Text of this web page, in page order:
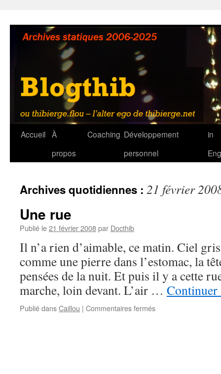
contenu
Accueil À
propos
Coaching Développement
personnel
in
Archives quotidiennes : 21 février
Une rue
Publié le21 février 2008par Docthib
Il n’a rien d’aimable, ce matin. Ciel
comme une pierre dans l’estomac, la
pensées de la nuit. Et puis il y a cette
marche, loin devant. L’air …
Publié dansCaillou | Commentaires ferméssur